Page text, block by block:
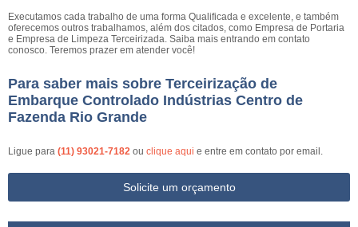
Executamos cada trabalho de uma forma Qualificada e excelente, e também
oferecemos outros trabalhamos, além dos citados, como Empresa de Portaria
e Empresa de Limpeza Terceirizada. Saiba mais entrando em contato
conosco. Teremos prazer em atender você!
Para saber mais sobre Terceirização de
Embarque Controlado Indústrias Centro de
Fazenda Rio Grande
Ligue para (11) 93021-7182 ou clique aqui e entre em contato por email.
Solicite um orçamento